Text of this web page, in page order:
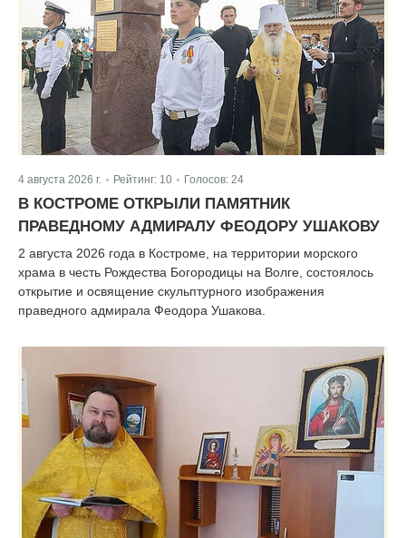
4 августа 2026 г. | Рейтинг: 10 Голосов: 24
В КОСТРОМЕ ОТКРЫЛИ ПАМЯТНИК
ПРАВЕДНОМУ АДМИРАЛУ ФЕОДОРУ УШАКОВУ
2 августа 2026 года в Костроме, на территории морского
храма в честь Рождества Богородицы на Волге, состоялось
открытие и освящение скульптурного изображения
праведного адмирала Феодора Ушакова.